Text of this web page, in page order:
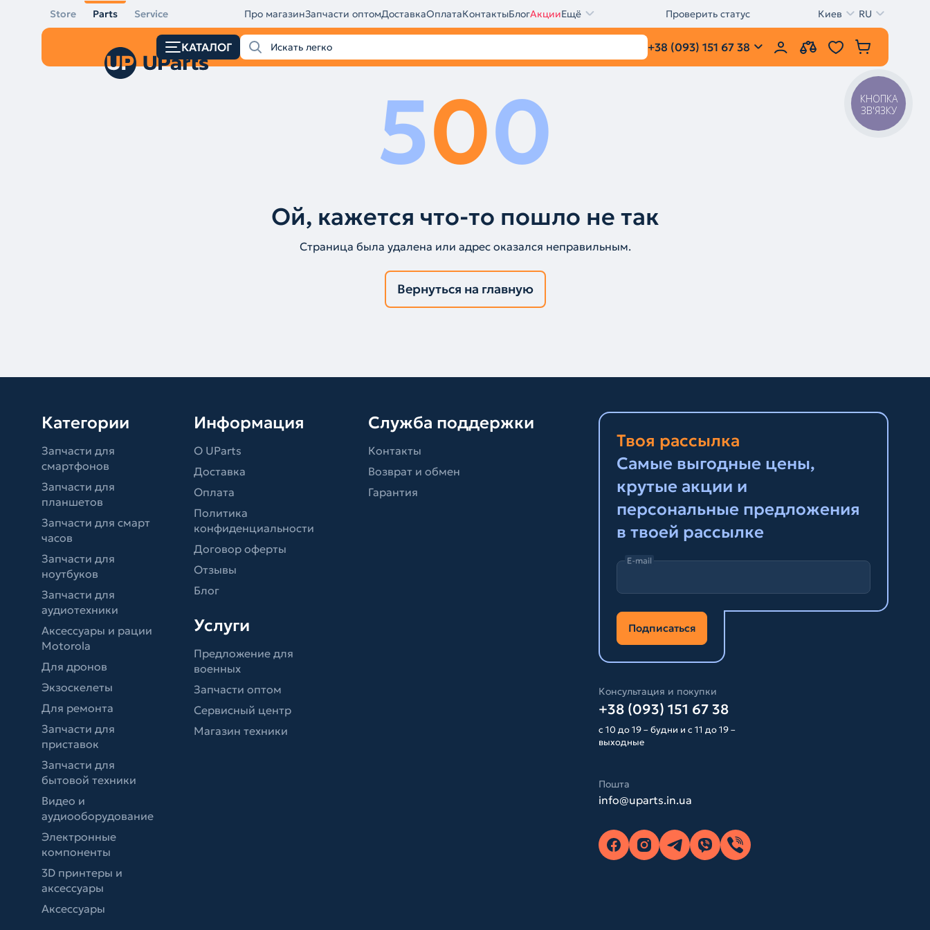
Store Parts Service Про магазинЗапчасти оптомДоставкаОплатаКонтактыБлогАкцииЕщё Проверить статус Киев RU
КАТАЛОГ +38 (093) 151 67 38
500
Ой, кажется что-то пошло не так
Страница была удалена или адрес оказался неправильным.
Вернуться на главную
Категории
Запчасти для
смартфонов
Запчасти для
планшетов
Запчасти для смарт
часов
Запчасти для
ноутбуков
Запчасти для
аудиотехники
Аксессуары и рации
Motorola
Для дронов
Экзоскелеты
Для ремонта
Запчасти для
приставок
Запчасти для
бытовой техники
Видео и
аудиооборудование
Электронные
компоненты
3D принтеры и
аксессуары
Аксессуары
Информация
О UParts
Доставка
Оплата
Политика
конфиденциальности
Договор оферты
Отзывы
Блог
Услуги
Предложение для
военных
Запчасти оптом
Сервисный центр
Магазин техники
Служба поддержки
Контакты
Возврат и обмен
Гарантия
Твоя рассылка
Самые выгодные цены,
крутые акции и
персональные предложения
в твоей рассылке
E-mail
Подписаться
Консультация и покупки
+38 (093) 151 67 38
с 10 до 19 – будни и с 11 до 19 –
выходные
Пошта
info@uparts.in.ua
КНОПКА
ЗВ'ЯЗКУ